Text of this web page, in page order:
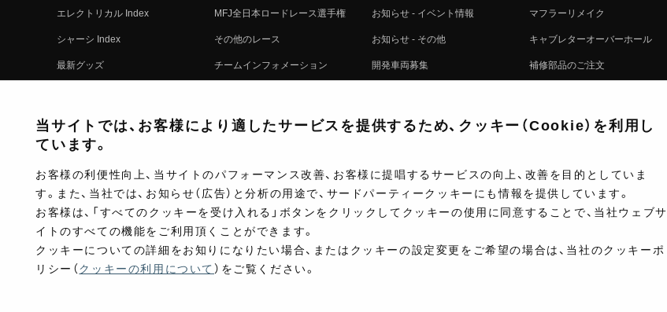
エレクトリカル Index
シャーシ Index
最新グッズ
コンプリート
MFJ全日本ロードレース選手権
その他のレース
チームインフォメーション
レースムービー
お知らせ - イベント情報
お知らせ - その他
開発車両募集
注文方法
マフラーリメイク
キャブレターオーバーホール
補修部品のご注文
製品に関する重要なお知らせ
ポイントについて
ショップ情報
製品マニュアル検索
当サイトでは、お客様により適したサービスを提供するため、クッキー（Cookie）を利用し
ています。
お客様の利便性向上、当サイトのパフォーマンス改善、お客様に提唱するサービスの向上、改善を目的としていま
す。また、当社では、お知らせ（広告）と分析の用途で、サードパーティークッキーにも情報を提供しています。
お客様は、「すべてのクッキーを受け入れる」ボタンをクリックしてクッキーの使用に同意することで、当社ウェブサ
イトのすべての機能をご利用頂くことができます。
クッキーについての詳細をお知りになりたい場合、またはクッキーの設定変更をご希望の場合は、当社のクッキーポ
リシー（クッキーの利用について ）をご覧ください。